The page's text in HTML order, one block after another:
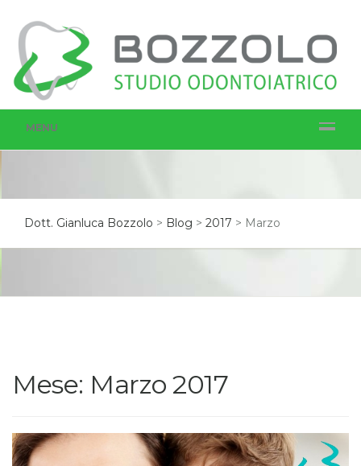
MENU
Dott. Gianluca Bozzolo > Blog > 2017 > Marzo
Mese: Marzo 2017